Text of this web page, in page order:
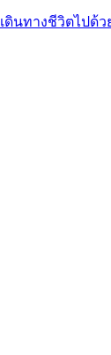
นทางชีวิตไปด้